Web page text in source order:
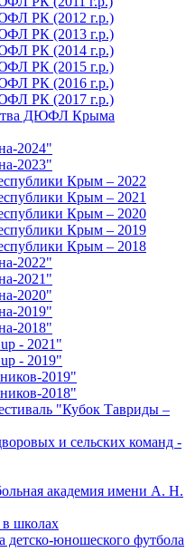
РК (2012 г.р.)
РК (2013 г.р.)
РК (2014 г.р.)
РК (2015 г.р.)
РК (2016 г.р.)
РК (2017 г.р.)
ДЮФЛ Крыма
2024"
2023"
Крым – 2022
Крым – 2021
Крым – 2020
Крым – 2019
Крым – 2018
2022"
2021"
2020"
2019"
2018"
- 2021"
- 2019"
2019"
2018"
"Кубок Тавриды –
и сельских команд -
академия имени А. Н.
школах
детско-юношеского футбола